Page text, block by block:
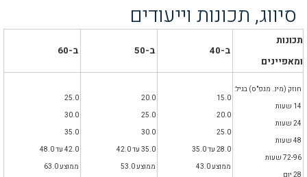
סיווג, תכונות וייעודים
תכונות
ומאפיינים
ב-40 ב-50 ב-60
חוזק (מינ. מגפ"ס) בגיל:
ממוצע 43.0
ממוצע 53.0
ממוצע 63.0